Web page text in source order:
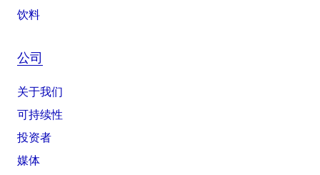
饮料
公司
关于我们
可持续性
投资者
媒体